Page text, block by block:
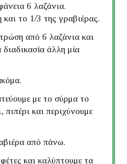
6 λαζάνια.
το 1/3 της γραβιέρας.
από 6 λαζάνια και
άλλη μία
με το σύρμα το
και περιχύνουμε
από πάνω.
και καλύπτουμε τα